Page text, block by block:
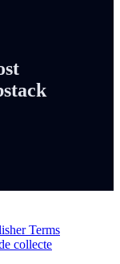
Terms
collecte